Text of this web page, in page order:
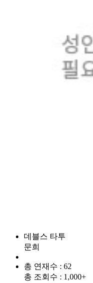
데블스 타투
문희
총 연재수 : 62
총 조회수 : 1,000+